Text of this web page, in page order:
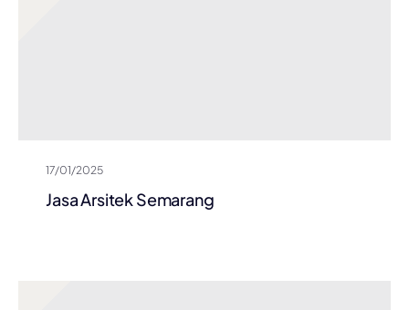
17/01/2025
Jasa Arsitek Semarang